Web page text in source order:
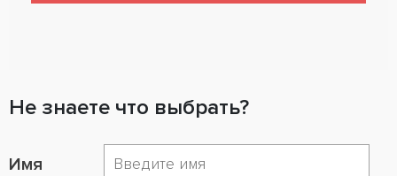
Не знаете что выбрать?
Имя